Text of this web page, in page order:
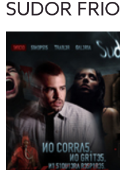
SUDOR FRIO